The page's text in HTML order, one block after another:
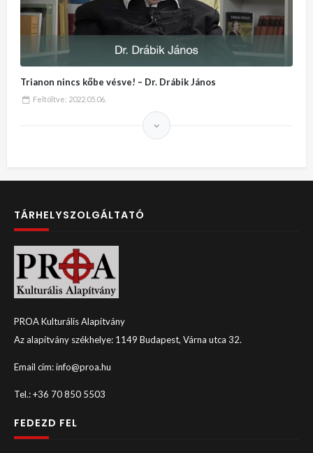
Trianon nincs kőbe vésve! – Dr. Drábik János
Feltöltve: 2022.05.06.
TÁRHELYSZOLGÁLTATÓ
PROA Kulturális Alapítvány
Az alapítvány székhelye: 1149 Budapest, Várna utca 32.
Email cím: info@proa.hu
Tel.: +36 70 850 5503
FEDEZD FEL